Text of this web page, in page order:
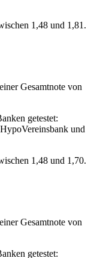
1,48 und 1,81.
Gesamtnote von
getestet:
und
1,48 und 1,70.
Gesamtnote von
getestet: